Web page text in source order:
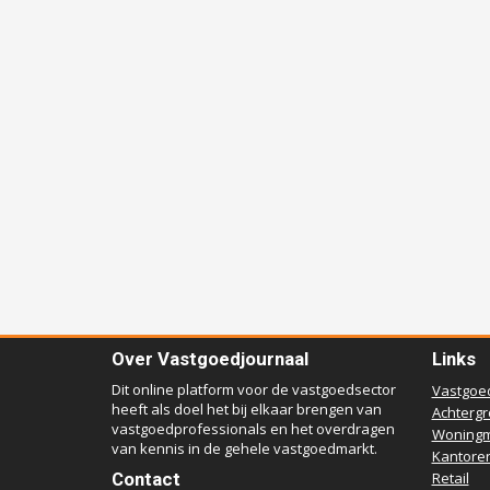
Over Vastgoedjournaal
Dit online platform voor de vastgoedsector
heeft als doel het bij elkaar brengen van
vastgoedprofessionals en het overdragen
van kennis in de gehele vastgoedmarkt.
Contact
Links
Retail